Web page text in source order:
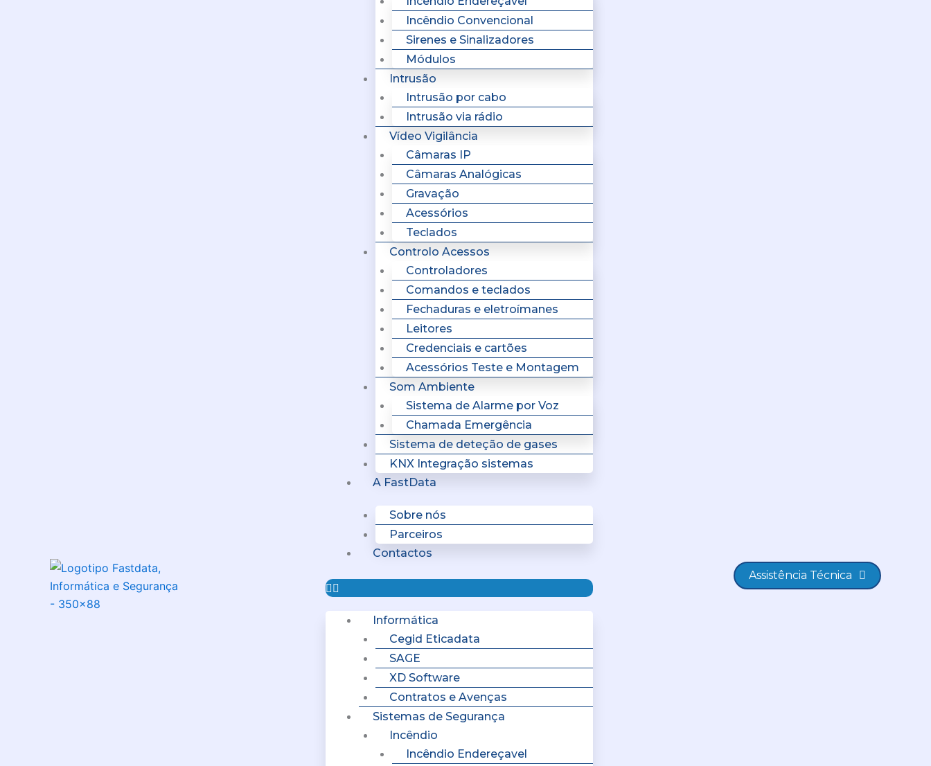
Incêndio Convencional
Sirenes e Sinalizadores
Módulos
Intrusão
Intrusão por cabo
Intrusão via rádio
Vídeo Vigilância
Câmaras IP
Câmaras Analógicas
Gravação
Acessórios
Teclados
Controlo Acessos
Controladores
Comandos e teclados
Fechaduras e eletroímanes
Leitores
Credenciais e cartões
Acessórios Teste e Montagem
Som Ambiente
Sistema de Alarme por Voz
Chamada Emergência
Sistema de deteção de gases
KNX Integração sistemas
A FastData
Sobre nós
Parceiros
Contactos
Informática
Cegid Eticadata
SAGE
XD Software
Contratos e Avenças
Sistemas de Segurança
Incêndio
Incêndio Endereçavel
Assistência Técnica